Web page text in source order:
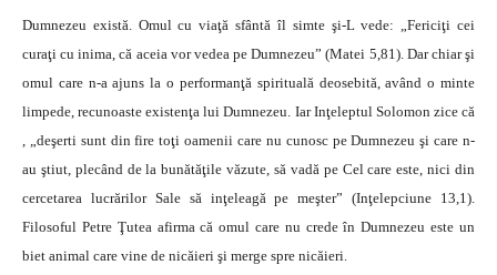
Dumnezeu există. Omul cu viaţă sfântă îl simte şi-L vede: „Fericiţi cei
curaţi cu inima, că aceia vor vedea pe Dumnezeu” (Matei 5,81). Dar chiar şi
omul care n-a ajuns la o performanţă spirituală deosebită, având o minte
limpede, recunoaste existenţa lui Dumnezeu. Iar Inţeleptul Solomon zice că
, „deşerti sunt din fire toţi oamenii care nu cunosc pe Dumnezeu şi care n-
au ştiut, plecând de la bunătăţile văzute, să vadă pe Cel care este, nici din
cercetarea lucrărilor Sale să inţeleagă pe meşter” (Inţelepciune 13,1).
Filosoful Petre Ţutea afirma că omul care nu crede în Dumnezeu este un
biet animal care vine de nicăieri şi merge spre nicăieri.